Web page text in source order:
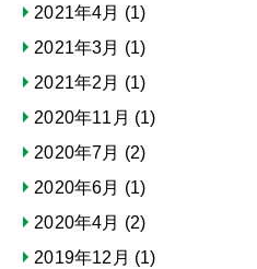
2021年4月 (1)
2021年3月 (1)
2021年2月 (1)
2020年11月 (1)
2020年7月 (2)
2020年6月 (1)
2020年4月 (2)
2019年12月 (1)